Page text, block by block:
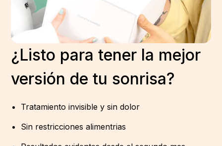
¿Listo para tener la mejor
versión de tu sonrisa?
Tratamiento invisible y sin dolor
Sin restricciones alimentrias